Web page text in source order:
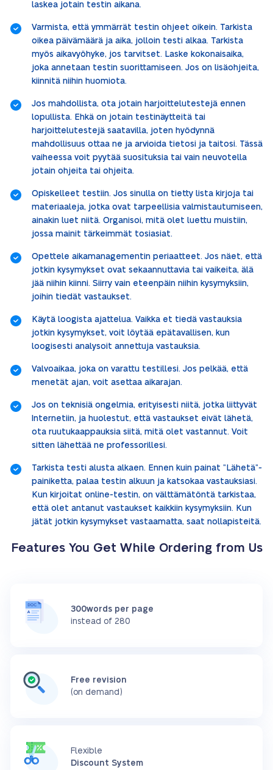
laskea jotain testin aikana.
Varmista, että ymmärrät testin ohjeet oikein. Tarkista
oikea päivämäärä ja aika, jolloin testi alkaa. Tarkista
myös aikavyöhyke, jos tarvitset. Laske kokonaisaika,
joka annetaan testin suorittamiseen. Jos on lisäohjeita,
kiinnitä niihin huomiota.
Jos mahdollista, ota jotain harjoittelutestejä ennen
lopullista. Ehkä on jotain testinäytteitä tai
harjoittelutestejä saatavilla, joten hyödynnä
mahdollisuus ottaa ne ja arvioida tietosi ja taitosi. Tässä
vaiheessa voit pyytää suosituksia tai vain neuvotella
jotain ohjeita tai ohjeita.
Opiskelleet testiin. Jos sinulla on tietty lista kirjoja tai
materiaaleja, jotka ovat tarpeellisia valmistautumiseen,
ainakin luet niitä. Organisoi, mitä olet luettu muistiin,
jossa mainit tärkeimmät tosiasiat.
Opettele aikamanagementin periaatteet. Jos näet, että
jotkin kysymykset ovat sekaannuttavia tai vaikeita, älä
jää niihin kiinni. Siirry vain eteenpäin niihin kysymyksiin,
joihin tiedät vastaukset.
Käytä loogista ajattelua. Vaikka et tiedä vastauksia
jotkin kysymykset, voit löytää epätavallisen, kun
loogisesti analysoit annettuja vastauksia.
Valvoaikaa, joka on varattu testillesi. Jos pelkää, että
menetät ajan, voit asettaa aikarajan.
Jos on teknisiä ongelmia, erityisesti niitä, jotka liittyvät
Internetiin, ja huolestut, että vastaukset eivät lähetä,
ota ruutukaappauksia siitä, mitä olet vastannut. Voit
sitten lähettää ne professorillesi.
Tarkista testi alusta alkaen. Ennen kuin painat ”Lähetä”-
painiketta, palaa testin alkuun ja katsokaa vastauksiasi.
Kun kirjoitat online-testin, on välttämätöntä tarkistaa,
että olet antanut vastaukset kaikkiin kysymyksiin. Kun
jätät jotkin kysymykset vastaamatta, saat nollapisteitä.
Features You Get While Ordering from Us
300words per page
instead of 280
Free revision
(on demand)
Flexible
Discount System